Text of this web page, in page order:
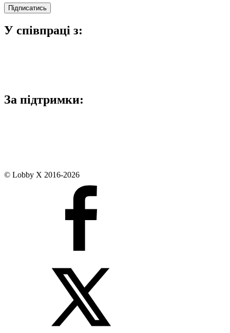
У співпраці з:
За підтримки:
© Lobby X 2016-2026